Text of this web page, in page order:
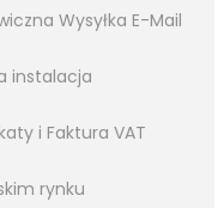
Wysyłka E-Mail
instalacja
i Faktura VAT
rynku